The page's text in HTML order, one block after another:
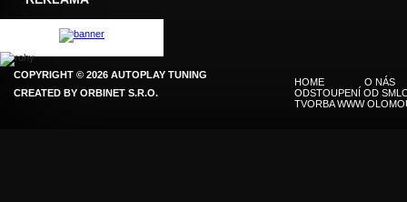
COPYRIGHT © 2026 AUTOPLAY TUNING
CREATED BY ORBINET S.R.O.
HOME
O NÁS
ODSTOUPENÍ OD
TVORBA WWW